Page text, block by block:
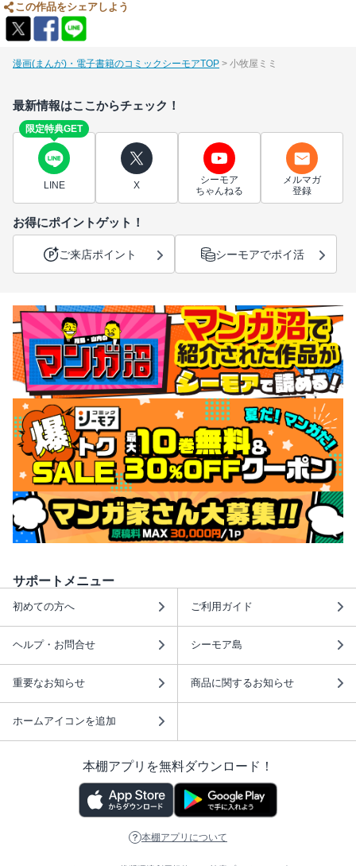
この作品をシェアしよう
漫画(まんが)・電子書籍のコミックシーモアTOP 小牧屋ミミ
最新情報はここからチェック！
限定特典GET
LINE X
シーモア
ちゃんねる
メルマガ
登録
お得にポイントゲット！
ご来店ポイント シーモアでポイ活
サポートメニュー
初めての方へ ご利用ガイド
ヘルプ・お問合せ シーモア島
重要なお知らせ 商品に関するお知らせ
ホームアイコンを追加
本棚アプリを無料ダウンロード！
本棚アプリについて